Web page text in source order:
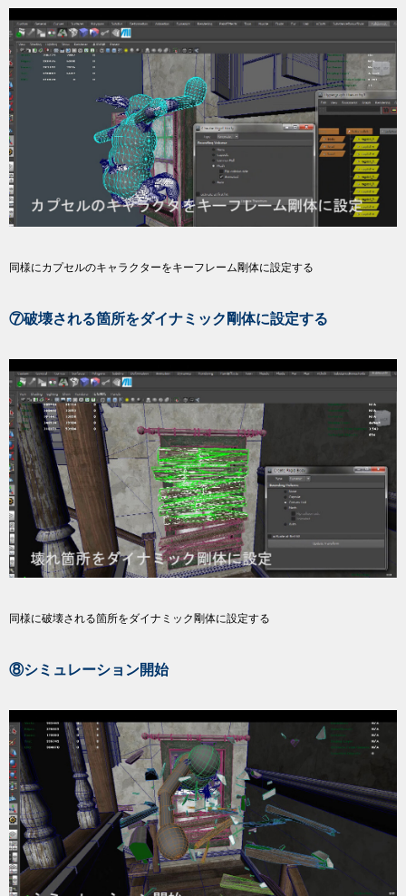
同様にカプセルのキャラクターをキーフレーム剛体に設定する
⑦破壊される箇所をダイナミック剛体に設定する
同様に破壊される箇所をダイナミック剛体に設定する
⑧シミュレーション開始